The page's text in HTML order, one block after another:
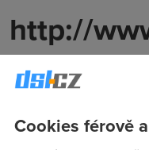
http://
http://www.dslforum.cz/
Cookies férově